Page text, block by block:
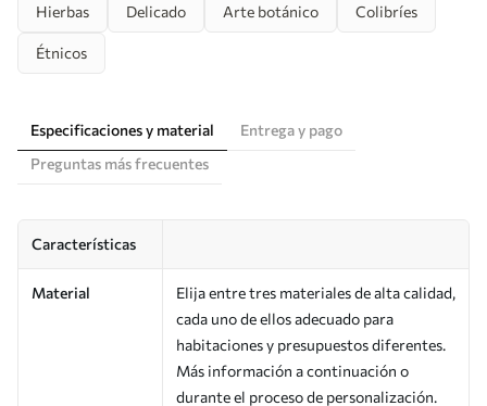
Hierbas Delicado Arte botánico Colibríes
Étnicos
Especificaciones y material
Entrega y pago
Preguntas más frecuentes
Características
Material
Elija entre tres materiales de alta calidad,
cada uno de ellos adecuado para
habitaciones y presupuestos diferentes.
Más información a continuación o
durante el proceso de personalización.